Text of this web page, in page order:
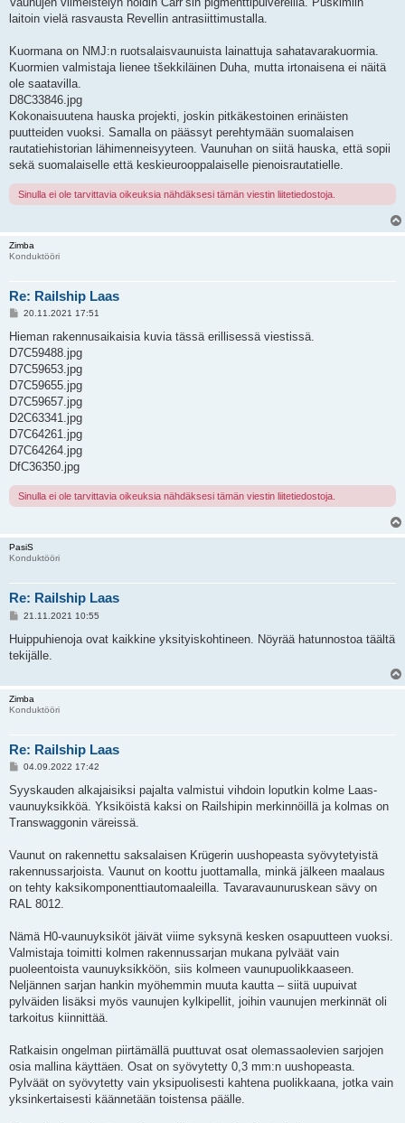
laitoin vielä rasvausta Revellin antrasiittimustalla.
Kuormana on NMJ:n ruotsalaisvaunuista lainattuja sahatavarakuormia.
Kuormien valmistaja lienee tšekkiläinen Duha, mutta irtonaisena ei näitä
ole saatavilla.
D8C33846.jpg
Kokonaisuutena hauska projekti, joskin pitkäkestoinen erinäisten
puutteiden vuoksi. Samalla on päässyt perehtymään suomalaisen
rautatiehistorian lähimenneisyyteen. Vaunuhan on siitä hauska, että sopii
sekä suomalaiselle että keskieurooppalaiselle pienoisrautatielle.
Sinulla ei ole tarvittavia oikeuksia nähdäksesi tämän viestin liitetiedostoja.
Zimba
Konduktööri
Re: Railship Laas
V
e
t
i
20.11.2021 17:51
Hieman rakennusaikaisia kuvia tässä erillisessä viestissä.
D7C59488.jpg
D7C59653.jpg
D7C59655.jpg
D7C59657.jpg
D2C63341.jpg
D7C64261.jpg
D7C64264.jpg
DfC36350.jpg
Sinulla ei ole tarvittavia oikeuksia nähdäksesi tämän viestin liitetiedostoja.
PasiS
Konduktööri
Re: Railship Laas
V
e
t
21.11.2021 10:55
Huippuhienoja ovat kaikkine yksityiskohtineen. Nöyrää hatunnostoa täältä
tekijälle.
Zimba
Konduktööri
Re: Railship Laas
V
e
s
t
i
04.09.2022 17:42
Syyskauden alkajaisiksi pajalta valmistui vihdoin loputkin kolme Laas-
vaunuyksikköä. Yksiköistä kaksi on Railshipin merkinnöillä ja kolmas on
Transwaggonin väreissä.
Vaunut on rakennettu saksalaisen Krügerin uushopeasta syövytetyistä
rakennussarjoista. Vaunut on koottu juottamalla, minkä jälkeen maalaus
on tehty kaksikomponenttiautomaaleilla. Tavaravaunuruskean sävy on
RAL 8012.
Nämä H0-vaunuyksiköt jäivät viime syksynä kesken osapuutteen vuoksi.
Valmistaja toimitti kolmen rakennussarjan mukana pylväät vain
puoleentoista vaunuyksikköön, siis kolmeen vaunupuolikkaaseen.
Neljännen sarjan hankin myöhemmin muuta kautta – siitä uupuivat
pylväiden lisäksi myös vaunujen kylkipellit, joihin vaunujen merkinnät oli
tarkoitus kiinnittää.
Ratkaisin ongelman piirtämällä puuttuvat osat olemassaolevien sarjojen
osia mallina käyttäen. Osat on syövytetty 0,3 mm:n uushopeasta.
Pylväät on syövytetty vain yksipuolisesti kahtena puolikkaana, jotka vain
yksinkertaisesti käännetään toistensa päälle.